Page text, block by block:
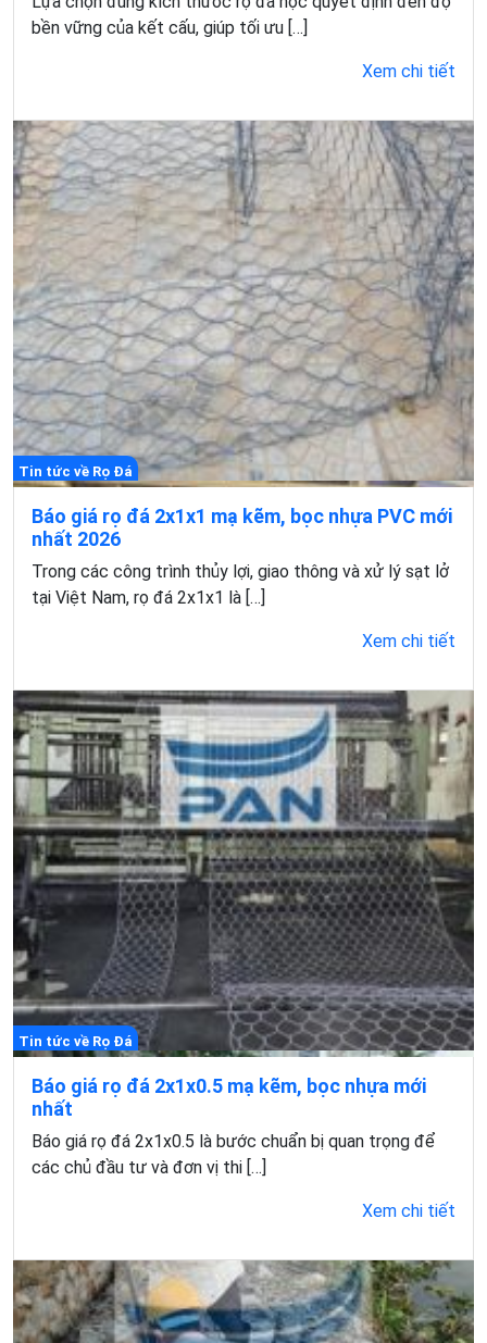
bền vững của kết cấu, giúp tối ưu […]
Xem chi tiết
Tin tức về Rọ Đá
Báo giá rọ đá 2x1x1 mạ kẽm, bọc nhựa PVC mới
nhất 2026
Trong các công trình thủy lợi, giao thông và xử lý sạt lở
tại Việt Nam, rọ đá 2x1x1 là […]
Xem chi tiết
Tin tức về Rọ Đá
Báo giá rọ đá 2x1x0.5 mạ kẽm, bọc nhựa mới
nhất
Báo giá rọ đá 2x1x0.5 là bước chuẩn bị quan trọng để
các chủ đầu tư và đơn vị thi […]
Xem chi tiết